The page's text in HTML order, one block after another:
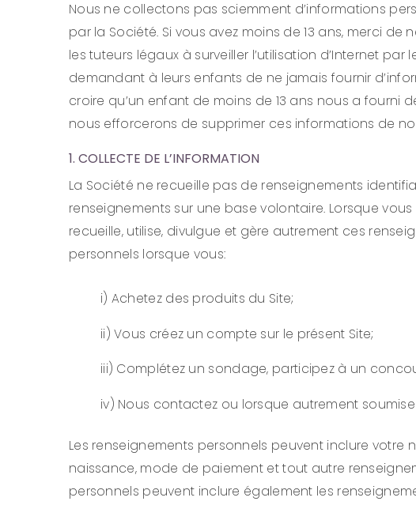
Nous ne collectons pas sciemment d’informations
par la Société. Si vous avez moins de 13 ans, merci
les tuteurs légaux à surveiller l’utilisation d’Internet
demandant à leurs enfants de ne jamais fournir
croire qu’un enfant de moins de 13 ans nous a fourni
nous efforcerons de supprimer ces informations de
1. COLLECTE DE L’INFORMATION
La Société ne recueille pas de renseignements
renseignements sur une base volontaire. Lorsque
recueille, utilise, divulgue et gère autrement ces
personnels lorsque vous:
i) Achetez des produits du Site;
ii) Vous créez un compte sur le présent Site;
iii) Complétez un sondage, participez à un
iv) Nous contactez ou lorsque autrement
Les renseignements personnels peuvent inclure
naissance, mode de paiement et tout autre
personnels peuvent inclure également les